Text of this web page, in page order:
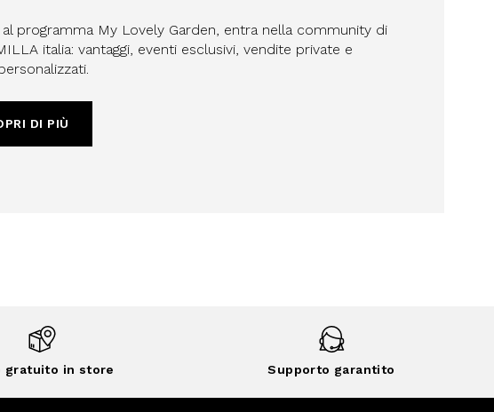
al programma My Lovely Garden, entra nella community di
italia: vantaggi, eventi esclusivi, vendite private e
DI PIÙ
gratuito in store Supporto garantito